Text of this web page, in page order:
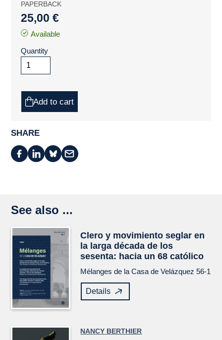
PAPERBACK
25,00 €
Available
Quantity
Add to cart
SHARE
See also ...
Clero y movimiento seglar en
la larga década de los
sesenta: hacia un 68 católico
Mélanges de la Casa de Velázquez 56-1
Details
NANCY BERTHIER